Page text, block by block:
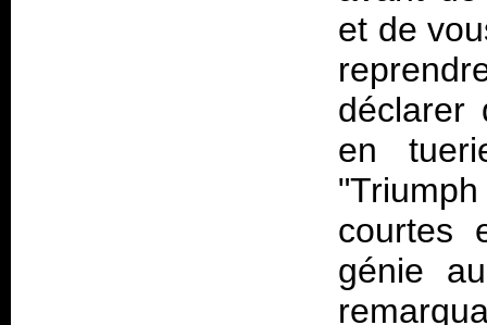
et de
déclarer
en
courtes
génie